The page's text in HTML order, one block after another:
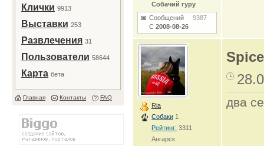
Клички 9913
Выставки 253
Развлечения 31
Пользователи 58644
Карта бета
Главная Контакты FAQ
Собачий гуру
Сообщений 9387
С 2008-08-26
Ria
Собаки 1
Рейтинг: 3311
Ангарск
Spice
два